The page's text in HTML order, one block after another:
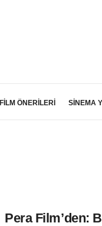
FİLM ÖNERİLERİ SİNEMA
Pera Film’den: